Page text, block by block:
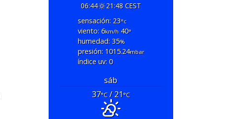
06:44
21:48 CEST
sensación: 23°c
viento: 6km/h40°
humedad: 35%
presión: 1015.24mbar
índice uv: 0
sáb
37°C/ 21°C